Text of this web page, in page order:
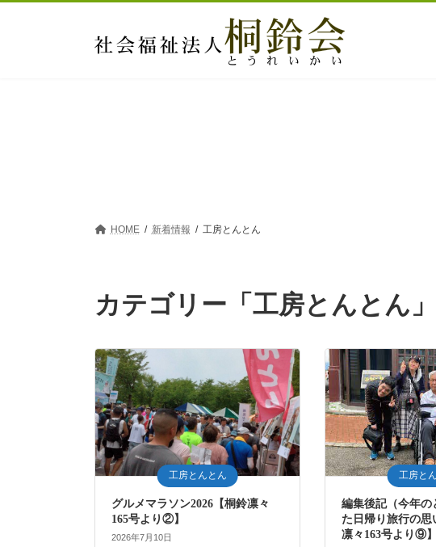
コ
ナ
HOME 新着情報 工房とんとん
カテゴリー「工房とんとん
工房とんとん
グルメマラソン2026【桐鈴凛々
165号より②】
2026年7月10日
工房と
編集後記（今年の
た日帰り旅行の思
凛々163号より⑨】